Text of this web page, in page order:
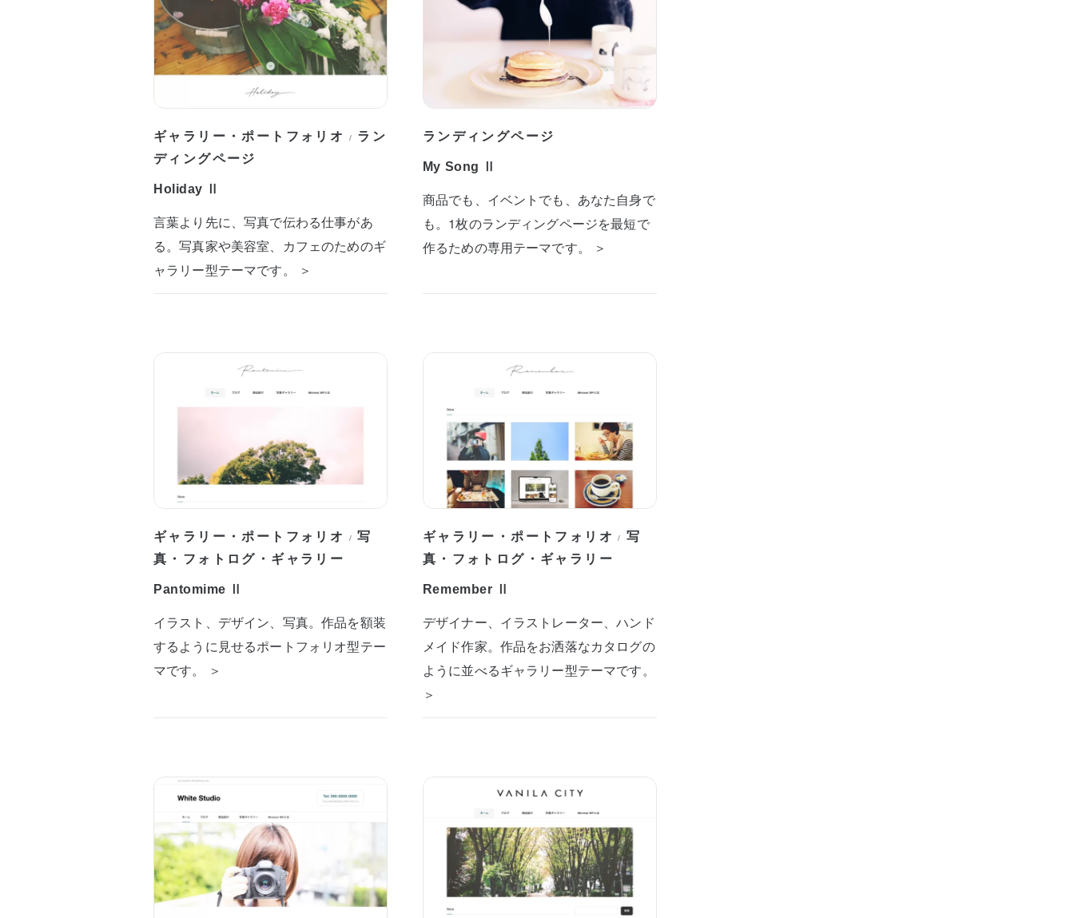
ギャラリー・ポートフォリオ / ラン
ディングページ
Holiday Ⅱ
言葉より先に、写真で伝わる仕事があ
る。写真家や美容室、カフェのためのギ
ャラリー型テーマです。 ＞
ランディングページ
My Song Ⅱ
商品でも、イベントでも、あなた自身で
も。1枚のランディングページを最短で
作るための専用テーマです。 ＞
ギャラリー・ポートフォリオ /写
真・フォトログ・ギャラリー
Pantomime Ⅱ
イラスト、デザイン、写真。作品を額装
するように見せるポートフォリオ型テー
マです。 ＞
ギャラリー・ポートフォリオ /写
真・フォトログ・ギャラリー
Remember Ⅱ
デザイナー、イラストレーター、ハンド
メイド作家。作品をお洒落なカタログの
ように並べるギャラリー型テーマです。
＞